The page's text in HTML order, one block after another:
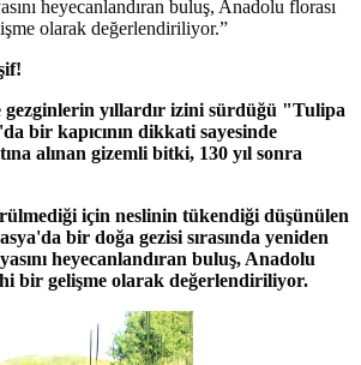
heyecanlandıran buluş, Anadolu florası
olarak değerlendiriliyor.”
gezginlerin yıllardır izini sürdüğü "Tulipa
bir kapıcının dikkati sayesinde
alınan gizemli bitki, 130 yıl sonra
için neslinin tükendiği düşünülen
bir doğa gezisi sırasında yeniden
heyecanlandıran buluş, Anadolu
bir gelişme olarak değerlendiriliyor.